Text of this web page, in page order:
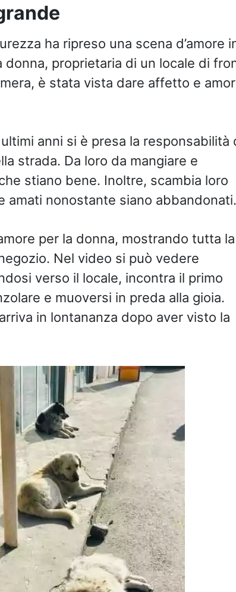
ha ripreso una scena d’amore
proprietaria di un locale di
è stata vista dare affetto e
anni si è presa la responsabilità
strada. Da loro da mangiare e
stiano bene. Inoltre, scambia loro
amati nonostante siano abbandonati.
per la donna, mostrando tutta la
Nel video si può vedere
verso il locale, incontra il primo
e muoversi in preda alla gioia.
in lontananza dopo aver visto la